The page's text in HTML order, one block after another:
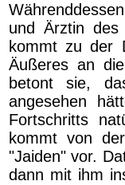
und Ärztin
kommt zu der
Äußeres an
betont sie,
angesehen
Fortschritts
kommt von
"Jaiden" vor.
dann mit ihm